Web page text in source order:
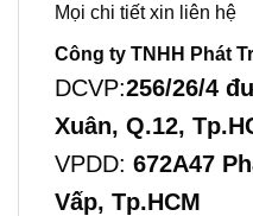
Mọi chi tiết xin liên hệ
Công ty TNHH Phát
DCVP:256/26/4
Xuân, Q.12,
VPDD: 672A47
Vấp, Tp.HCM